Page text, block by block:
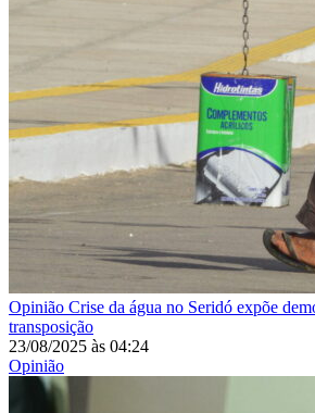
Opinião Crise da água no Seridó expõe
transposição
23/08/2025 às 04:24
Opinião